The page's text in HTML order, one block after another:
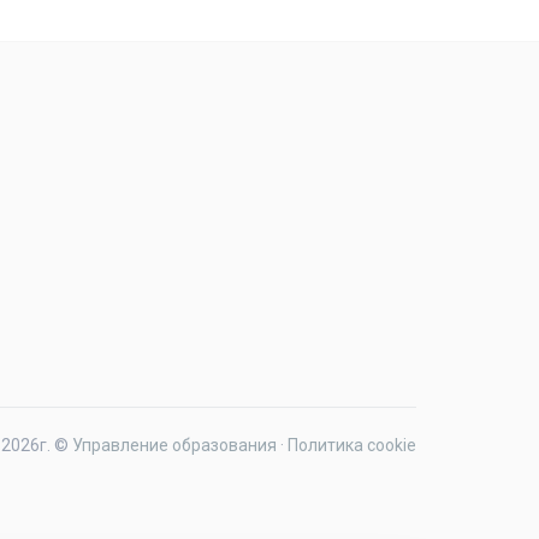
2026г. © Управление образования · Политика cookie